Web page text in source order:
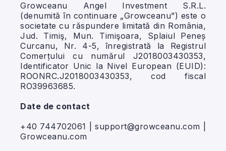
Growceanu Angel Investment S.R.L.
(denumită în continuare „Growceanu”) este o
societate cu răspundere limitată din România,
Jud. Timiş, Mun. Timişoara, Splaiul Peneș
Curcanu, Nr. 4-5, înregistrată la Registrul
Comerțului cu numărul J2018003430353,
Identificator Unic la Nivel European (EUID):
ROONRC.J2018003430353, cod fiscal
RO39963685.
Date de contact
+40 744702061 |support@growceanu.com
Growceanu.com